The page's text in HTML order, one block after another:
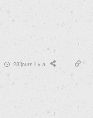
28 jours il y a